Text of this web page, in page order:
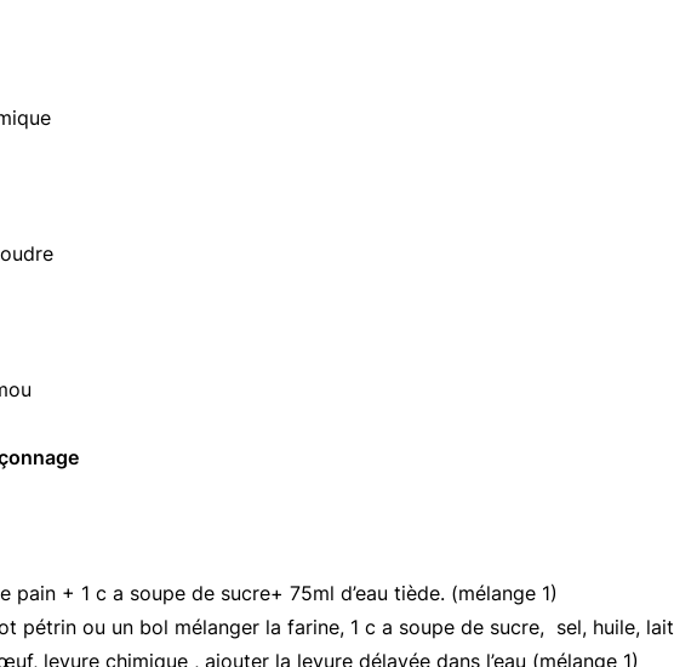
pain + 1 c a soupe de sucre+ 75ml d’eau tiède. (mélange 1)
pétrin ou un bol mélanger la farine, 1 c a soupe de sucre, sel, huile, lait
levure chimique , ajouter la levure délayée dans l’eau (mélange 1)